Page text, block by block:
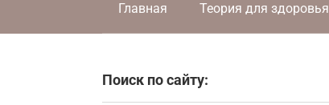
Главная Теория для здоровья
Поиск по сайту: